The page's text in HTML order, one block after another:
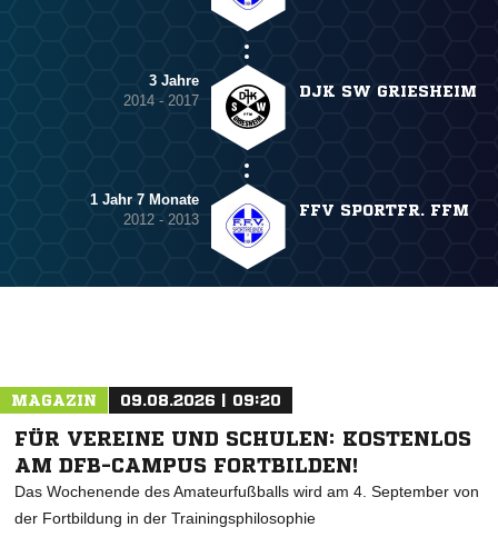
3 Jahre
2014 - 2017
DJK SW GRIESHEIM
1 Jahr 7 Monate
2012 - 2013
FFV SPORTFR. FFM
MAGAZIN 09.08.2026 | 09:20
FÜR VEREINE UND SCHULEN: KOSTENLOS
AM DFB-CAMPUS FORTBILDEN!
Das Wochenende des Amateurfußballs wird am 4. September von
der Fortbildung in der Trainingsphilosophie